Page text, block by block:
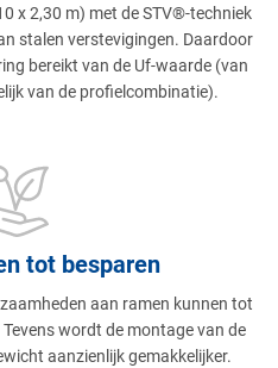
x 2,30 m) met de STV®-techniek
stalen verstevigingen. Daardoor
bereikt van de Uf-waarde (van
van de profielcombinatie).
tot besparen
aan ramen kunnen tot
wordt de montage van de
aanzienlijk gemakkelijker.